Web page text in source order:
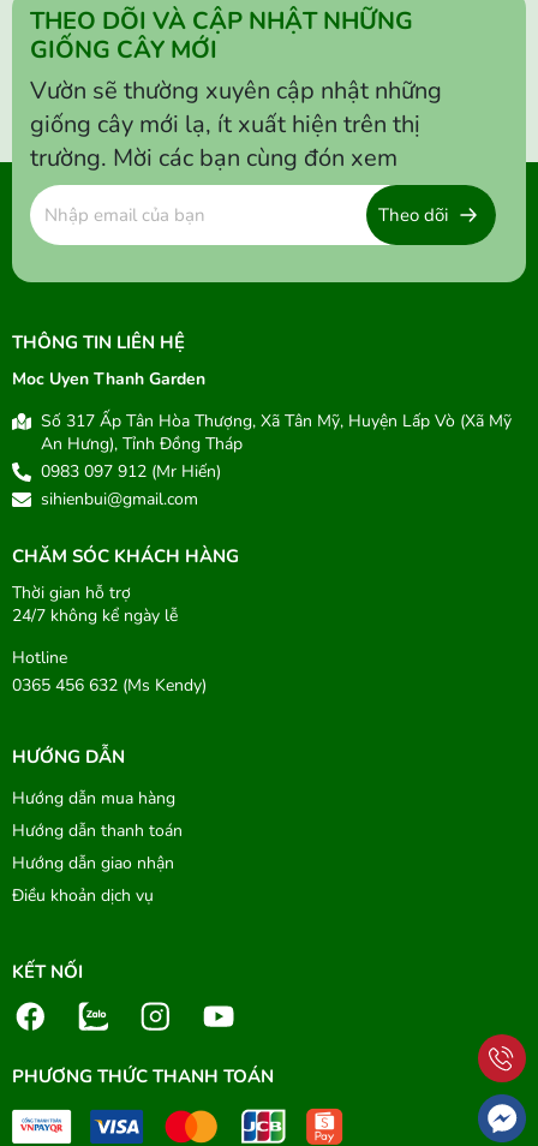
THEO DÕI VÀ CẬP NHẬT NHỮNG
GIỐNG CÂY MỚI
Vườn sẽ thường xuyên cập nhật những
giống cây mới lạ, ít xuất hiện trên thị
trường. Mời các bạn cùng đón xem
Theo dõi
THÔNG TIN LIÊN HỆ
Moc Uyen Thanh Garden
Số 317 Ấp Tân Hòa Thượng, Xã Tân Mỹ, Huyện Lấp Vò (Xã Mỹ
An Hưng), Tỉnh Đồng Tháp
0983 097 912 (Mr Hiến)
sihienbui@gmail.com
CHĂM SÓC KHÁCH HÀNG
Thời gian hỗ trợ
24/7 không kể ngày lễ
Hotline
0365 456 632 (Ms Kendy)
HƯỚNG DẪN
Hướng dẫn mua hàng
Hướng dẫn thanh toán
Hướng dẫn giao nhận
Điều khoản dịch vụ
KẾT NỐI
PHƯƠNG THỨC THANH TOÁN